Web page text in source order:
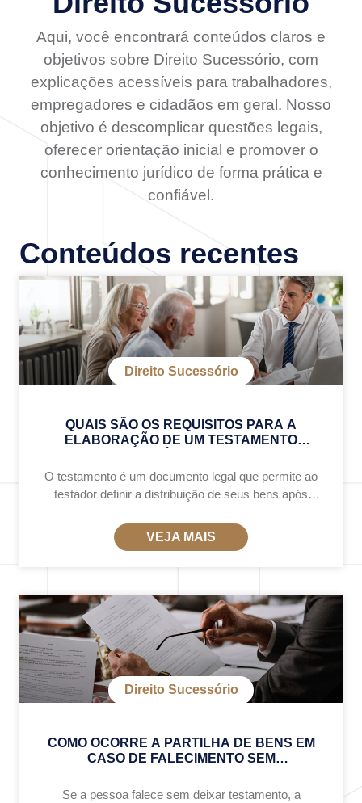
Aqui, você encontrará conteúdos claros e
objetivos sobre Direito Sucessório, com
explicações acessíveis para trabalhadores,
empregadores e cidadãos em geral. Nosso
objetivo é descomplicar questões legais,
oferecer orientação inicial e promover o
conhecimento jurídico de forma prática e
confiável.
Conteúdos recentes
Direito Sucessório
QUAIS SÃO OS REQUISITOS PARA A
ELABORAÇÃO DE UM TESTAMENTO
O testamento é um documento legal que permite ao
testador definir a distribuição de seus bens após
respeitada. Para que tenha validade, ele
VEJA MAIS
Direito Sucessório
COMO OCORRE A PARTILHA DE BENS EM
CASO DE FALECIMENTO SEM
Se a pessoa falece sem deixar testamento, a